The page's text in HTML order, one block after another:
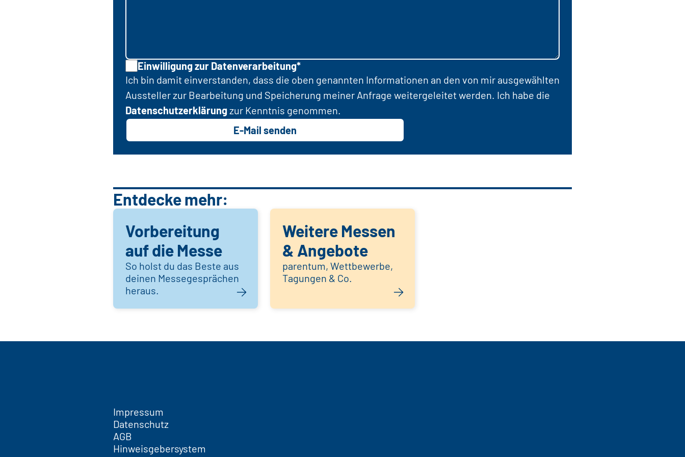
Einwilligung zur Datenverarbeitung*
Ich bin damit einverstanden, dass die oben genannten Informationen an den von mir ausgewählten
Aussteller zur Bearbeitung und Speicherung meiner Anfrage weitergeleitet werden. Ich habe die
Datenschutzerklärungzur Kenntnis genommen.
E-Mail senden
Entdecke mehr:
Vorbereitung
auf die Messe
So holst du das Beste aus
deinen Messegesprächen
heraus.
Weitere Messen
& Angebote
parentum, Wettbewerbe,
Tagungen & Co.
Impressum
Datenschutz
AGB
Hinweisgebersystem